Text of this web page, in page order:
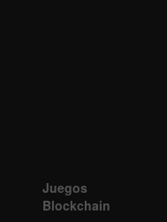
Juegos
Blockchain